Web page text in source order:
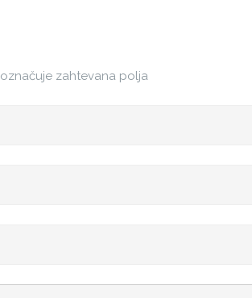
označuje zahtevana polja